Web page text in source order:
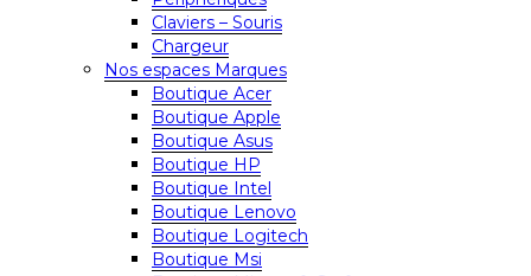
Claviers – Souris
Chargeur
Nos espaces Marques
Boutique Acer
Boutique Apple
Boutique Asus
Boutique HP
Boutique Intel
Boutique Lenovo
Boutique Logitech
Boutique Msi